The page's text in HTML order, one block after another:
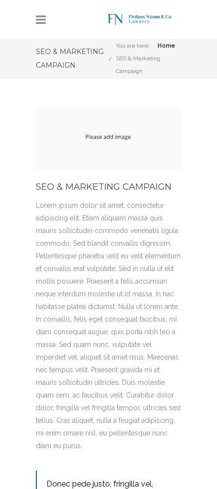
SEO & MARKETING
CAMPAIGN
You are here:
Home
SEO & Marketing
Campaign
SEO & MARKETING CAMPAIGN
Lorem ipsum dolor sit amet, consectetur
adipiscing elit. Etiam aliquam massa quis
mauris sollicitudin commodo venenatis ligula
commodo. Sed blandit convallis dignissim.
Pellentesque pharetra velit eu velit elementum
et convallis erat vulputate. Sed in nulla ut elit
mollis posuere. Praesent a felis accumsan
neque interdum molestie ut id massa. In hac
habitasse platea dictumst. Nulla ut lorem ante.
In convallis, felis eget consequat faucibus, mi
diam consequat augue, quis porta nibh leo a
massa. Sed quam nunc, vulputate vel
imperdiet vel, aliquet sit amet risus. Maecenas
nec tempus velit. Praesent gravida mi et
mauris sollicitudin ultricies. Duis molestie
quam sem, ac faucibus velit. Curabitur dolor
dolor, fringilla vel fringilla tempor, ultricies sed
tellus. Cras aliquet, nulla a feugiat adipiscing,
mi enim ornare nisl, eu pellentesque nunc
diam eu purus.
Donec pede justo, fringilla vel,